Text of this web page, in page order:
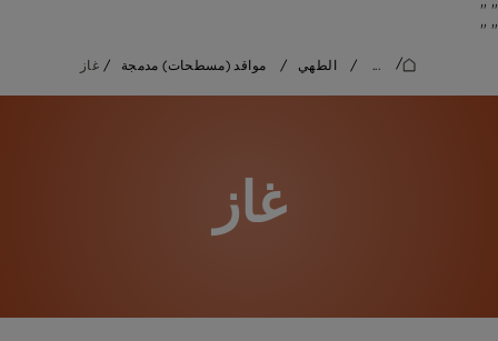
"
"
"
"
/
...
/ الطهي / مواقد (مسطحات) مدمجة / غاز
غاز